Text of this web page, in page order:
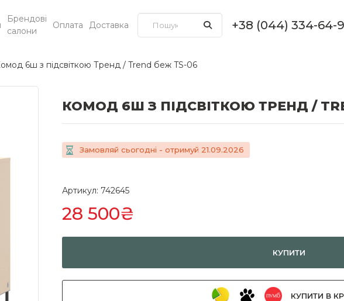
Брендові
салони
Оплата Доставка +38 (044) 334-64-
6ш з підсвіткою Тренд / Trend беж TS-06
КОМОД 6Ш З ПІДСВІТКОЮ ТРЕНД /
Замовляй сьогодні - отримуй 21.09.2026
Артикул: 742645
28 500₴
КУПИТИ
КУПИТИ В